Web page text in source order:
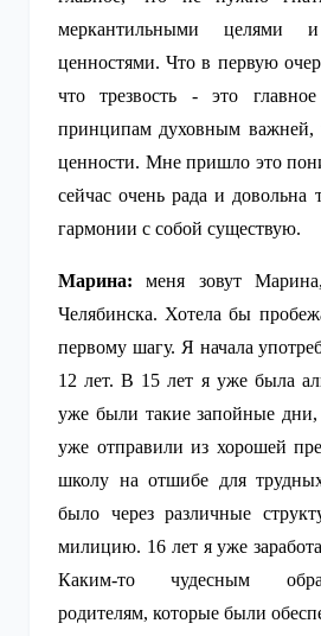
меркантильными целями и
ценностями. Что в первую
что трезвость - это
принципам духовным важней,
ценности. Мне пришло это
сейчас очень рада и довольна
гармонии с собой существую.
Марина: меня зовут
Челябинска. Хотела бы
первому шагу. Я начала
12 лет. В 15 лет я уже была
уже были такие запойные
уже отправили из хорошей
школу на отшибе для
было через различные
милицию. 16 лет я уже
Каким-то чудесным
родителям, которые были